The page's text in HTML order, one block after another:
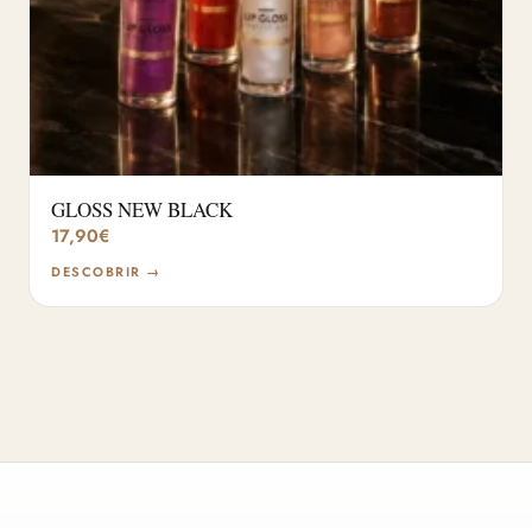
GLOSS NEW BLACK
17,90€
DESCOBRIR →